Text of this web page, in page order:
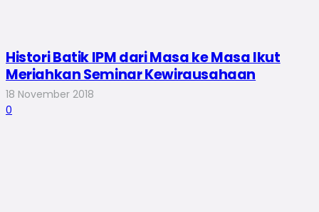
Histori Batik IPM dari Masa ke Masa Ikut
Meriahkan Seminar Kewirausahaan
18 November 2018
0